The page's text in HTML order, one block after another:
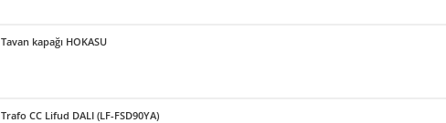
Tavan kapağı HOKASU
Trafo CC Lifud DALI (LF-FSD90YA)